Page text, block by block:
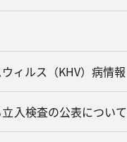
ィルス（KHV）病情報
入検査の公表について